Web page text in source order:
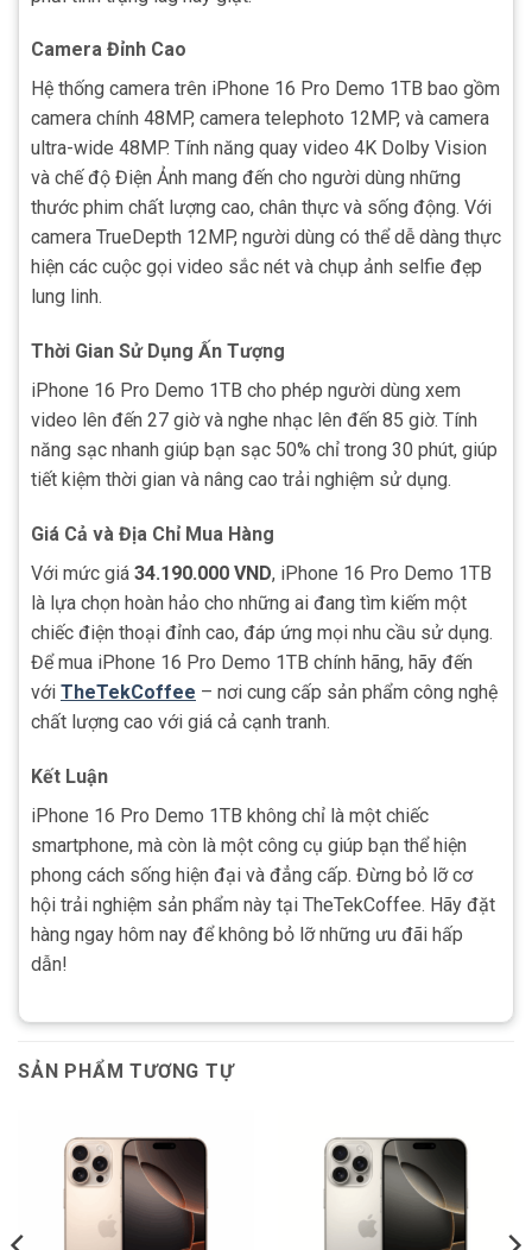
Camera Đỉnh Cao
Hệ thống camera trên iPhone 16 Pro Demo 1TB bao gồm
camera chính 48MP, camera telephoto 12MP, và camera
ultra-wide 48MP. Tính năng quay video 4K Dolby Vision
và chế độ Điện Ảnh mang đến cho người dùng những
thước phim chất lượng cao, chân thực và sống động. Với
camera TrueDepth 12MP, người dùng có thể dễ dàng thực
hiện các cuộc gọi video sắc nét và chụp ảnh selfie đẹp
lung linh.
Thời Gian Sử Dụng Ấn Tượng
iPhone 16 Pro Demo 1TB cho phép người dùng xem
video lên đến 27 giờ và nghe nhạc lên đến 85 giờ. Tính
năng sạc nhanh giúp bạn sạc 50% chỉ trong 30 phút, giúp
tiết kiệm thời gian và nâng cao trải nghiệm sử dụng.
Giá Cả và Địa Chỉ Mua Hàng
Với mức giá 34.190.000 VND, iPhone 16 Pro Demo 1TB
là lựa chọn hoàn hảo cho những ai đang tìm kiếm một
chiếc điện thoại đỉnh cao, đáp ứng mọi nhu cầu sử dụng.
Để mua iPhone 16 Pro Demo 1TB chính hãng, hãy đến
với TheTekCoffee – nơi cung cấp sản phẩm công nghệ
chất lượng cao với giá cả cạnh tranh.
Kết Luận
iPhone 16 Pro Demo 1TB không chỉ là một chiếc
smartphone, mà còn là một công cụ giúp bạn thể hiện
phong cách sống hiện đại và đẳng cấp. Đừng bỏ lỡ cơ
hội trải nghiệm sản phẩm này tại TheTekCoffee. Hãy đặt
hàng ngay hôm nay để không bỏ lỡ những ưu đãi hấp
dẫn!
SẢN PHẨM TƯƠNG TỰ